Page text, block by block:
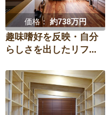
価格： 約738万円
趣味嗜好を反映・自分
らしさを出したリフ...